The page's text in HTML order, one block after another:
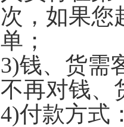
次，如果您
单；
3)钱、货需
不再对钱、
4)付款方式